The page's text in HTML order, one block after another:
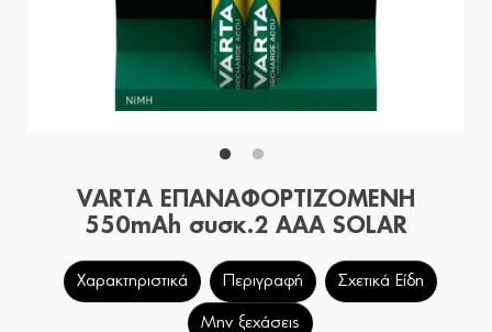
VARTA ΕΠΑΝΑΦΟΡΤΙΖΟΜΕΝΗ
550mAh συσκ.2 AAA SOLAR
Χαρακτηριστικά Περιγραφή Σχετικά Είδη
Μην ξεχάσεις